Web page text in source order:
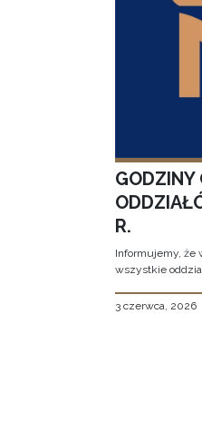
GODZINY
R.
Informujemy, że
wszystkie
3 czerwca, 2026